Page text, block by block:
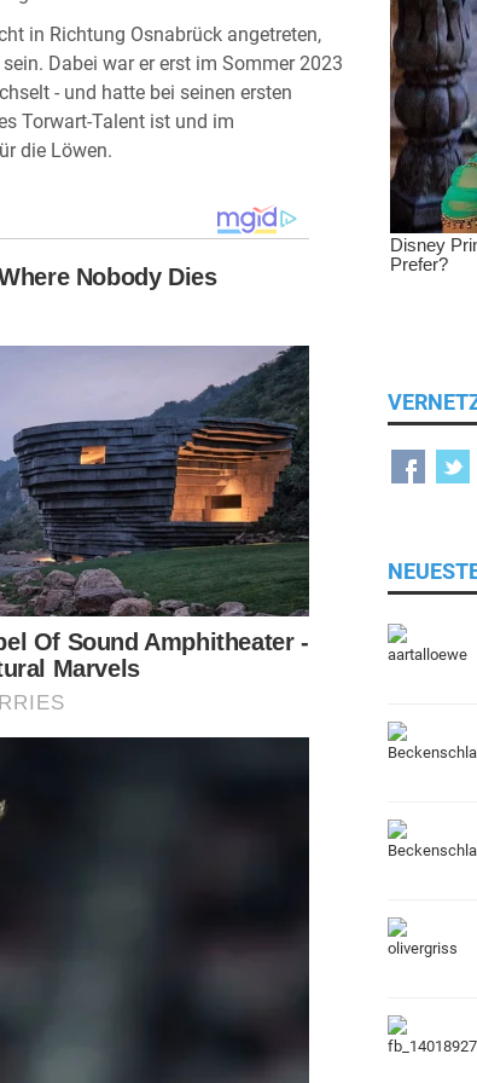
in Richtung Osnabrück angetreten,
Dabei war er erst im Sommer 2023
- und hatte bei seinen ersten
Torwart-Talent ist und im
die Löwen.